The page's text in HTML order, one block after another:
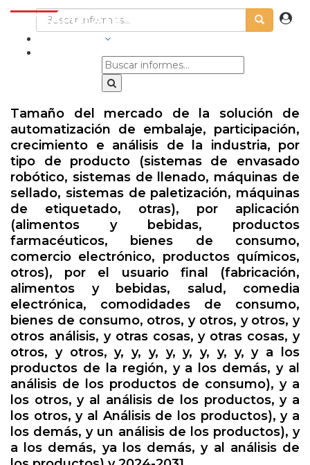
Tamaño del mercado de la solución de
automatización de embalaje, participación,
crecimiento e análisis de la industria, por
tipo de producto (sistemas de envasado
robótico, sistemas de llenado, máquinas de
sellado, sistemas de paletización, máquinas
de etiquetado, otras), por aplicación
(alimentos y bebidas, productos
farmacéuticos, bienes de consumo,
comercio electrónico, productos químicos,
otros), por el usuario final (fabricación,
alimentos y bebidas, salud, comedia
electrónica, comodidades de consumo,
bienes de consumo, otros, y otros, y otros, y
otros análisis, y otras cosas, y otras cosas, y
otros, y otros, y, y, y, y, y, y, y, y, y a los
productos de la región, y a los demás, y al
análisis de los productos de consumo), y a
los otros, y al análisis de los productos, y a
los otros, y al Análisis de los productos), y a
los demás, y un análisis de los productos), y
a los demás, ya los demás, y al análisis de